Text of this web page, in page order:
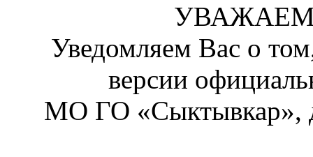
Уведомляем Вас о
версии
МО ГО «Сыктывкар»,